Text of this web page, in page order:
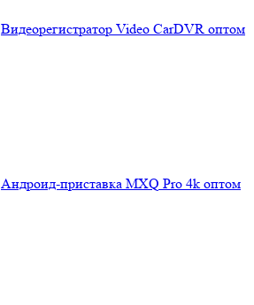
Видеорегистратор Video CarDVR оптом
Андроид-приставка MXQ Pro 4k оптом